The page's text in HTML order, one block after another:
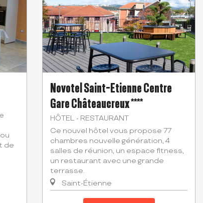
de
Novotel Saint-Etienne Centre
Gare Châteaucreux ****
HÔTEL - RESTAURANT
Ce nouvel hôtel vous propose 77
chambres nouvelle génération, 4
salles de réunion, un espace fitness,
un restaurant avec une grande
terrasse.
Saint-Étienne